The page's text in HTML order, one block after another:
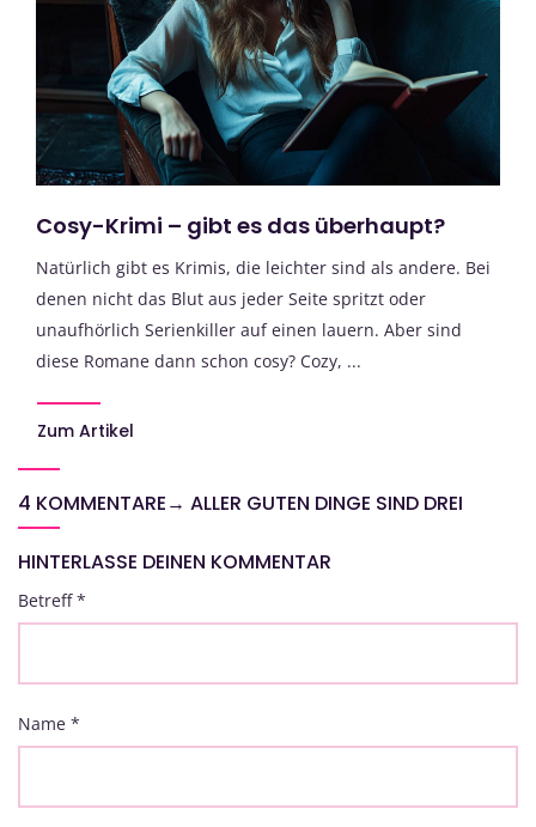
Cosy-Krimi – gibt es das überhaupt?
Natürlich gibt es Krimis, die leichter sind als andere. Bei
denen nicht das Blut aus jeder Seite spritzt oder
unaufhörlich Serienkiller auf einen lauern. Aber sind
diese Romane dann schon cosy? Cozy, ...
Zum Artikel
4 KOMMENTARE→ ALLER GUTEN DINGE SIND DREI
HINTERLASSE DEINEN KOMMENTAR
Betreff*
Name *